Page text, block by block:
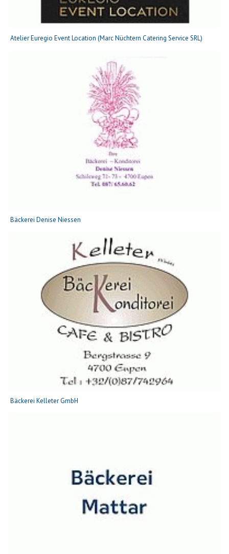
Atelier Euregio Event Location (Marc Nüchtern Catering Service SRL)
Bäckerei Denise Niessen
Bäckerei Kelleter GmbH